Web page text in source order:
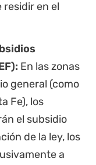
residir en el
En las zonas
general (como
Fe), los
el subsidio
de la ley, los
a